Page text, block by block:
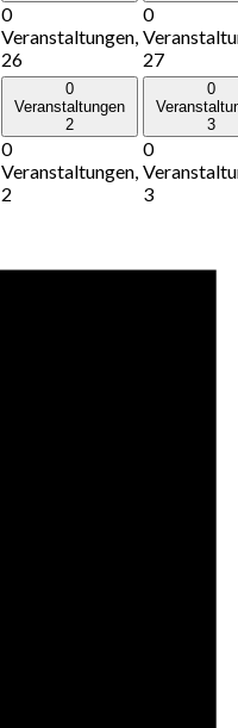
0
Veranstaltungen,
26
0
27
0
Veranstaltungen
2
0
Veranstaltungen,
2
0
3
0
3